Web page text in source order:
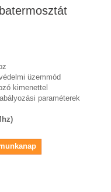
üzemmód
kimenettel
paraméterek